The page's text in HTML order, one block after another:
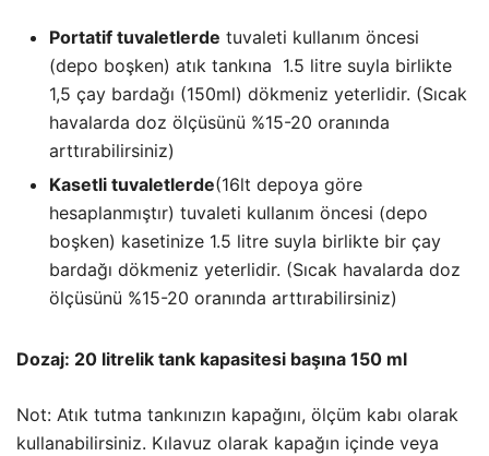
Portatif tuvaletlerde tuvaleti kullanım öncesi
(depo boşken) atık tankına 1.5 litre suyla birlikte
1,5 çay bardağı (150ml) dökmeniz yeterlidir. (Sıcak
havalarda doz ölçüsünü %15-20 oranında
arttırabilirsiniz)
Kasetli tuvaletlerde(16lt depoya göre
hesaplanmıştır) tuvaleti kullanım öncesi (depo
boşken) kasetinize 1.5 litre suyla birlikte bir çay
bardağı dökmeniz yeterlidir. (Sıcak havalarda doz
ölçüsünü %15-20 oranında arttırabilirsiniz)
Dozaj: 20 litrelik tank kapasitesi başına 150 ml
Not: Atık tutma tankınızın kapağını, ölçüm kabı olarak
kullanabilirsiniz. Kılavuz olarak kapağın içinde veya